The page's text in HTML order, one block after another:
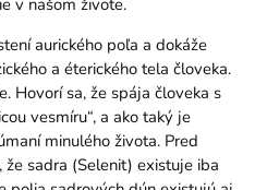
v našom živote.
aurického poľa a dokáže
a éterického tela človeka.
Hovorí sa, že spája človeka s
vesmíru“, a ako taký je
minulého života. Pred
sadra (Selenit) existuje iba